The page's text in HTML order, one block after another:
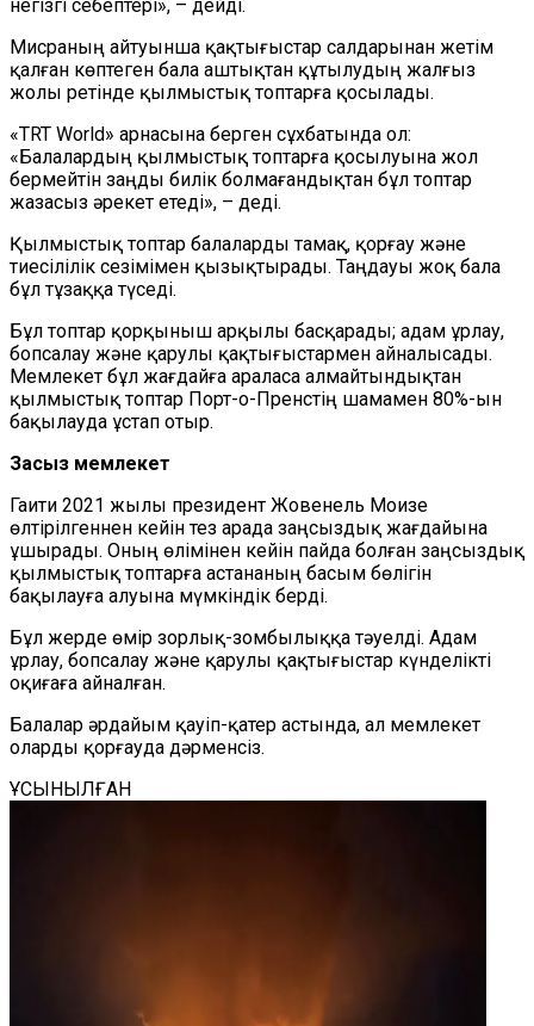
негізгі себептері», – дейді.
Мисраның айтуынша қақтығыстар салдарынан жетім
қалған көптеген бала аштықтан құтылудың жалғыз
жолы ретінде қылмыстық топтарға қосылады.
«TRT World» арнасына берген сұхбатында ол:
«Балалардың қылмыстық топтарға қосылуына жол
бермейтін заңды билік болмағандықтан бұл топтар
жазасыз әрекет етеді», – деді.
Қылмыстық топтар балаларды тамақ, қорғау және
тиесілілік сезімімен қызықтырады. Таңдауы жоқ бала
бұл тұзаққа түседі.
Бұл топтар қорқыныш арқылы басқарады; адам ұрлау,
бопсалау және қарулы қақтығыстармен айналысады.
Мемлекет бұл жағдайға араласа алмайтындықтан
қылмыстық топтар Порт-о-Пренстің шамамен 80%-ын
бақылауда ұстап отыр.
Заңсыз мемлекет
Гаити 2021 жылы президент Жовенель Моизе
өлтірілгеннен кейін тез арада заңсыздық жағдайына
ұшырады. Оның өлімінен кейін пайда болған заңсыздық
қылмыстық топтарға астананың басым бөлігін
бақылауға алуына мүмкіндік берді.
Бұл жерде өмір зорлық-зомбылыққа тәуелді. Адам
ұрлау, бопсалау және қарулы қақтығыстар күнделікті
оқиғаға айналған.
Балалар әрдайым қауіп-қатер астында, ал мемлекет
оларды қорғауда дәрменсіз.
ҰСЫНЫЛҒАН